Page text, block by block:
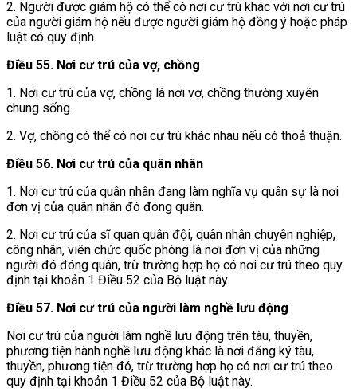
2. Người được giám hộ có thể có nơi cư trú khác với nơi cư trú
của người giám hộ nếu được người giám hộ đồng ý hoặc pháp
luật có quy định.
Điều 55. Nơi cư trú của vợ, chồng
1. Nơi cư trú của vợ, chồng là nơi vợ, chồng thường xuyên
chung sống.
2. Vợ, chồng có thể có nơi cư trú khác nhau nếu có thoả thuận.
Điều 56. Nơi cư trú của quân nhân
1. Nơi cư trú của quân nhân đang làm nghĩa vụ quân sự là nơi
đơn vị của quân nhân đó đóng quân.
2. Nơi cư trú của sĩ quan quân đội, quân nhân chuyên nghiệp,
công nhân, viên chức quốc phòng là nơi đơn vị của những
người đó đóng quân, trừ trường hợp họ có nơi cư trú theo quy
định tại khoản 1 Điều 52 của Bộ luật này.
Điều 57. Nơi cư trú của người làm nghề lưu động
Nơi cư trú của người làm nghề lưu động trên tàu, thuyền,
phương tiện hành nghề lưu động khác là nơi đăng ký tàu,
thuyền, phương tiện đó, trừ trường hợp họ có nơi cư trú theo
quy định tại khoản 1 Điều 52 của Bộ luật này.